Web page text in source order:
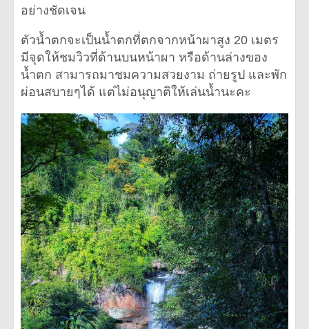
อย่างชัดเจน
ตัวน้ำตกจะเป็นน้ำตกที่ตกจากหน้าผาสูง 20 เมตร
มีจุดให้ชมวิวที่ด้านบนหน้าผา หรือด้านล่างของ
น้ำตก สามารถมาชมความสวยงาม ถ่ายรูป และพัก
ผ่อนสบายๆได้ แต่ไม่อนุญาติให้เล่นน้ำนะคะ